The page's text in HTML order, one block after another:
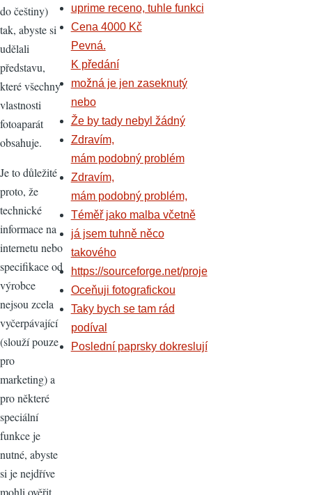
do češtiny)
tak, abyste si
udělali
představu,
které všechny
vlastnosti
fotoaparát
obsahuje.
Je to důležité
proto, že
technické
informace na
internetu nebo
specifikace od
výrobce
nejsou zcela
vyčerpávající
(slouží pouze
pro
marketing) a
pro některé
speciální
funkce je
nutné, abyste
si je nejdříve
mohli ověřit
uprime receno, tuhle funkci
Cena 4000 Kč
Pevná.
K předání
možná je jen zaseknutý
nebo
Že by tady nebyl žádný
Zdravím,
mám podobný problém
Zdravím,
mám podobný problém,
Téměř jako malba včetně
já jsem tuhně něco
takového
https://sourceforge.net/proje
Oceňuji fotografickou
Taky bych se tam rád
podíval
Poslední paprsky dokreslují